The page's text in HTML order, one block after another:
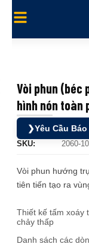
Vòi phun (béc
hình nón toàn
❯Yêu Cầu Báo
SKU: 2060-
Vòi phun hướng
tiên tiến tạo ra
Thiết kế tấm xoáy
chảy thấp
Danh sách các